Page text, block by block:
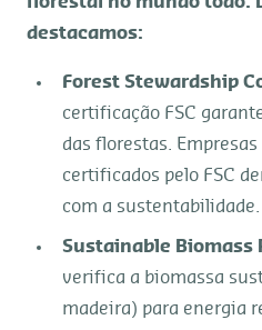
destacamos:
Forest Stewardship
certificação FSC
das florestas.
certificados pelo FSC
com a sustentabilidade.
Sustainable Biomass
verifica a biomassa
madeira) para energia